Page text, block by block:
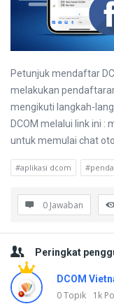
Petunjuk mendaftar
melakukan
mengikuti langkah-
DCOM melalui link ini :
untuk memulai chat
#aplikasi dcom
0 Jawaban
Sidebar
Peringkat
DCOM
0 Topik 1k